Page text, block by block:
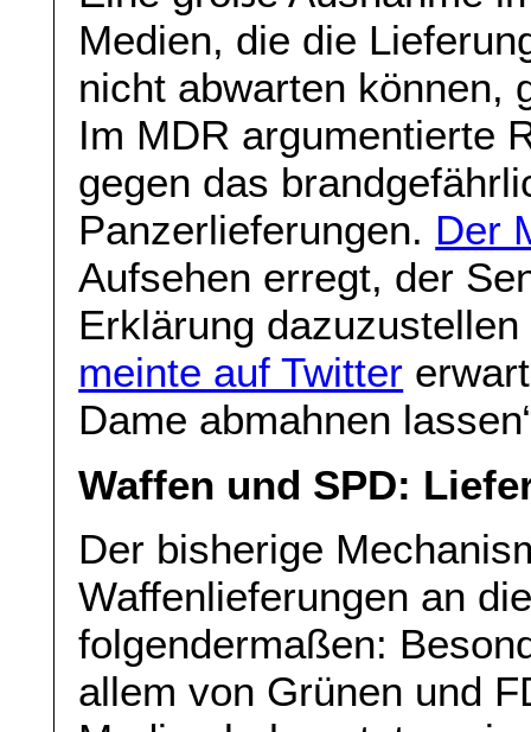
Medien, die die
nicht abwarten können,
Im MDR argumentierte
gegen das
Panzerlieferungen. Der
Aufsehen erregt, der
Erklärung
meinte auf Twitter
Dame abmahnen
Waffen und SPD:
Der bisherige
Waffenlieferungen an
folgendermaßen:
allem von Grünen und